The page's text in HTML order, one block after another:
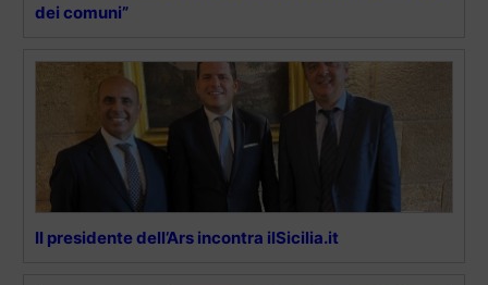
dei comuni”
Il presidente dell’Ars incontra ilSicilia.it